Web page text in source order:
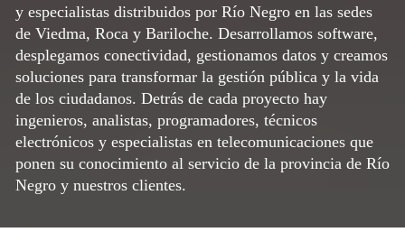
y especialistas distribuidos por Río Negro en las sedes
de Viedma, Roca y Bariloche. Desarrollamos software,
desplegamos conectividad, gestionamos datos y creamos
soluciones para transformar la gestión pública y la vida
de los ciudadanos. Detrás de cada proyecto hay
ingenieros, analistas, programadores, técnicos
electrónicos y especialistas en telecomunicaciones que
ponen su conocimiento al servicio de la provincia de Río
Negro y nuestros clientes.